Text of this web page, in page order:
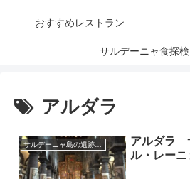
おすすめレストラン
サルデーニャ食探
アルダラ
サルデーニャ島の遺跡、教会、祭り
アルダラ
ル・レーニ